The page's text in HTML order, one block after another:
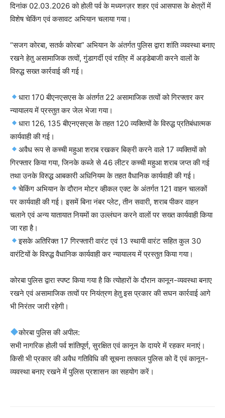
दिनांक 02.03.2026 को होली पर्व के मध्यनज़र शहर एवं आसपास के क्षेत्रों में
विशेष चेकिंग एवं कसावट अभियान चलाया गया।
“सजग कोरबा, सतर्क कोरबा” अभियान के अंतर्गत पुलिस द्वारा शांति व्यवस्था बनाए
रखने हेतु असामाजिक तत्वों, गुंडागर्दी एवं रात्रि में अड्डेबाजी करने वालों के
विरुद्ध सख्त कार्रवाई की गई।
धारा 170 बीएनएसएस के अंतर्गत 22 असामाजिक तत्वों को गिरफ्तार कर
न्यायालय में प्रस्तुत कर जेल भेजा गया।
धारा 126, 135 बीएनएसएस के तहत 120 व्यक्तियों के विरुद्ध प्रतिबंधात्मक
कार्यवाही की गई।
अवैध रूप से कच्ची महुआ शराब रखकर बिक्री करने वाले 17 व्यक्तियों को
गिरफ्तार किया गया, जिनके कब्जे से 46 लीटर कच्ची महुआ शराब जप्त की गई
तथा उनके विरुद्ध आबकारी अधिनियम के तहत वैधानिक कार्यवाही की गई।
चेकिंग अभियान के दौरान मोटर व्हीकल एक्ट के अंतर्गत 121 वाहन चालकों
पर कार्यवाही की गई। इसमें बिना नंबर प्लेट, तीन सवारी, शराब पीकर वाहन
चलाने एवं अन्य यातायात नियमों का उल्लंघन करने वालों पर सख्त कार्यवाही किया
जा रहा है।
इसके अतिरिक्त 17 गिरफ्तारी वारंट एवं 13 स्थायी वारंट सहित कुल 30
वारंटियों के विरुद्ध वैधानिक कार्यवाही कर न्यायालय में प्रस्तुत किया गया।
कोरबा पुलिस द्वारा स्पष्ट किया गया है कि त्योहारों के दौरान कानून-व्यवस्था बनाए
रखने एवं असामाजिक तत्वों पर नियंत्रण हेतु इस प्रकार की सघन कार्रवाई आगे
भी निरंतर जारी रहेगी।
कोरबा पुलिस की अपील:
सभी नागरिक होली पर्व शांतिपूर्ण, सुरक्षित एवं कानून के दायरे में रहकर मनाएं।
किसी भी प्रकार की अवैध गतिविधि की सूचना तत्काल पुलिस को दें एवं कानून-
व्यवस्था बनाए रखने में पुलिस प्रशासन का सहयोग करें।